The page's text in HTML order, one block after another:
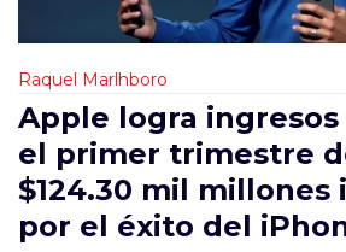
Raquel Marlhboro
Apple logra
el primer trimestre
$124.30 mil millones
por el éxito del